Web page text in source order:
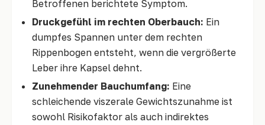
Betroffenen berichtete Symptom.
Druckgefühl im rechten Oberbauch: Ein
dumpfes Spannen unter dem rechten
Rippenbogen entsteht, wenn die vergrößerte
Leber ihre Kapsel dehnt.
Zunehmender Bauchumfang: Eine
schleichende viszerale Gewichtszunahme ist
sowohl Risikofaktor als auch indirektes